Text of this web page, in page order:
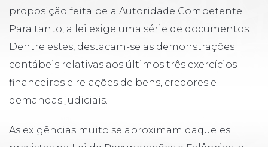
proposição feita pela Autoridade Competente.
Para tanto, a lei exige uma série de documentos.
Dentre estes, destacam-se as demonstrações
contábeis relativas aos últimos três exercícios
financeiros e relações de bens, credores e
demandas judiciais.
As exigências muito se aproximam daqueles